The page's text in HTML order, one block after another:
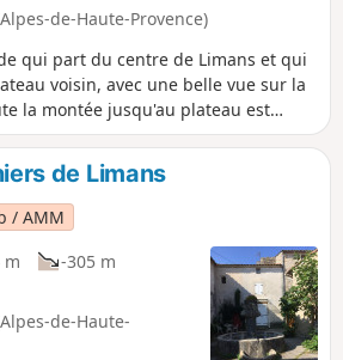
de-Haute-Provence)
qui part du centre de Limans et qui
voisin, avec une belle vue sur la
la montée jusqu'au plateau est
de Limans
/ AMM
m
-305 m
de-Haute-